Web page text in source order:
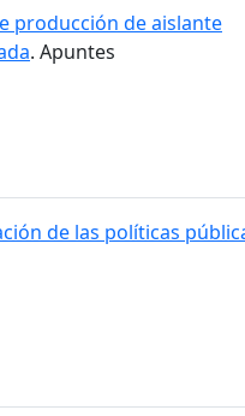
producción de aislante
. Apuntes
de las políticas